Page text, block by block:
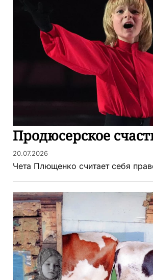
Продюсерское
20.07.2026
Чета Плющенко считает себя